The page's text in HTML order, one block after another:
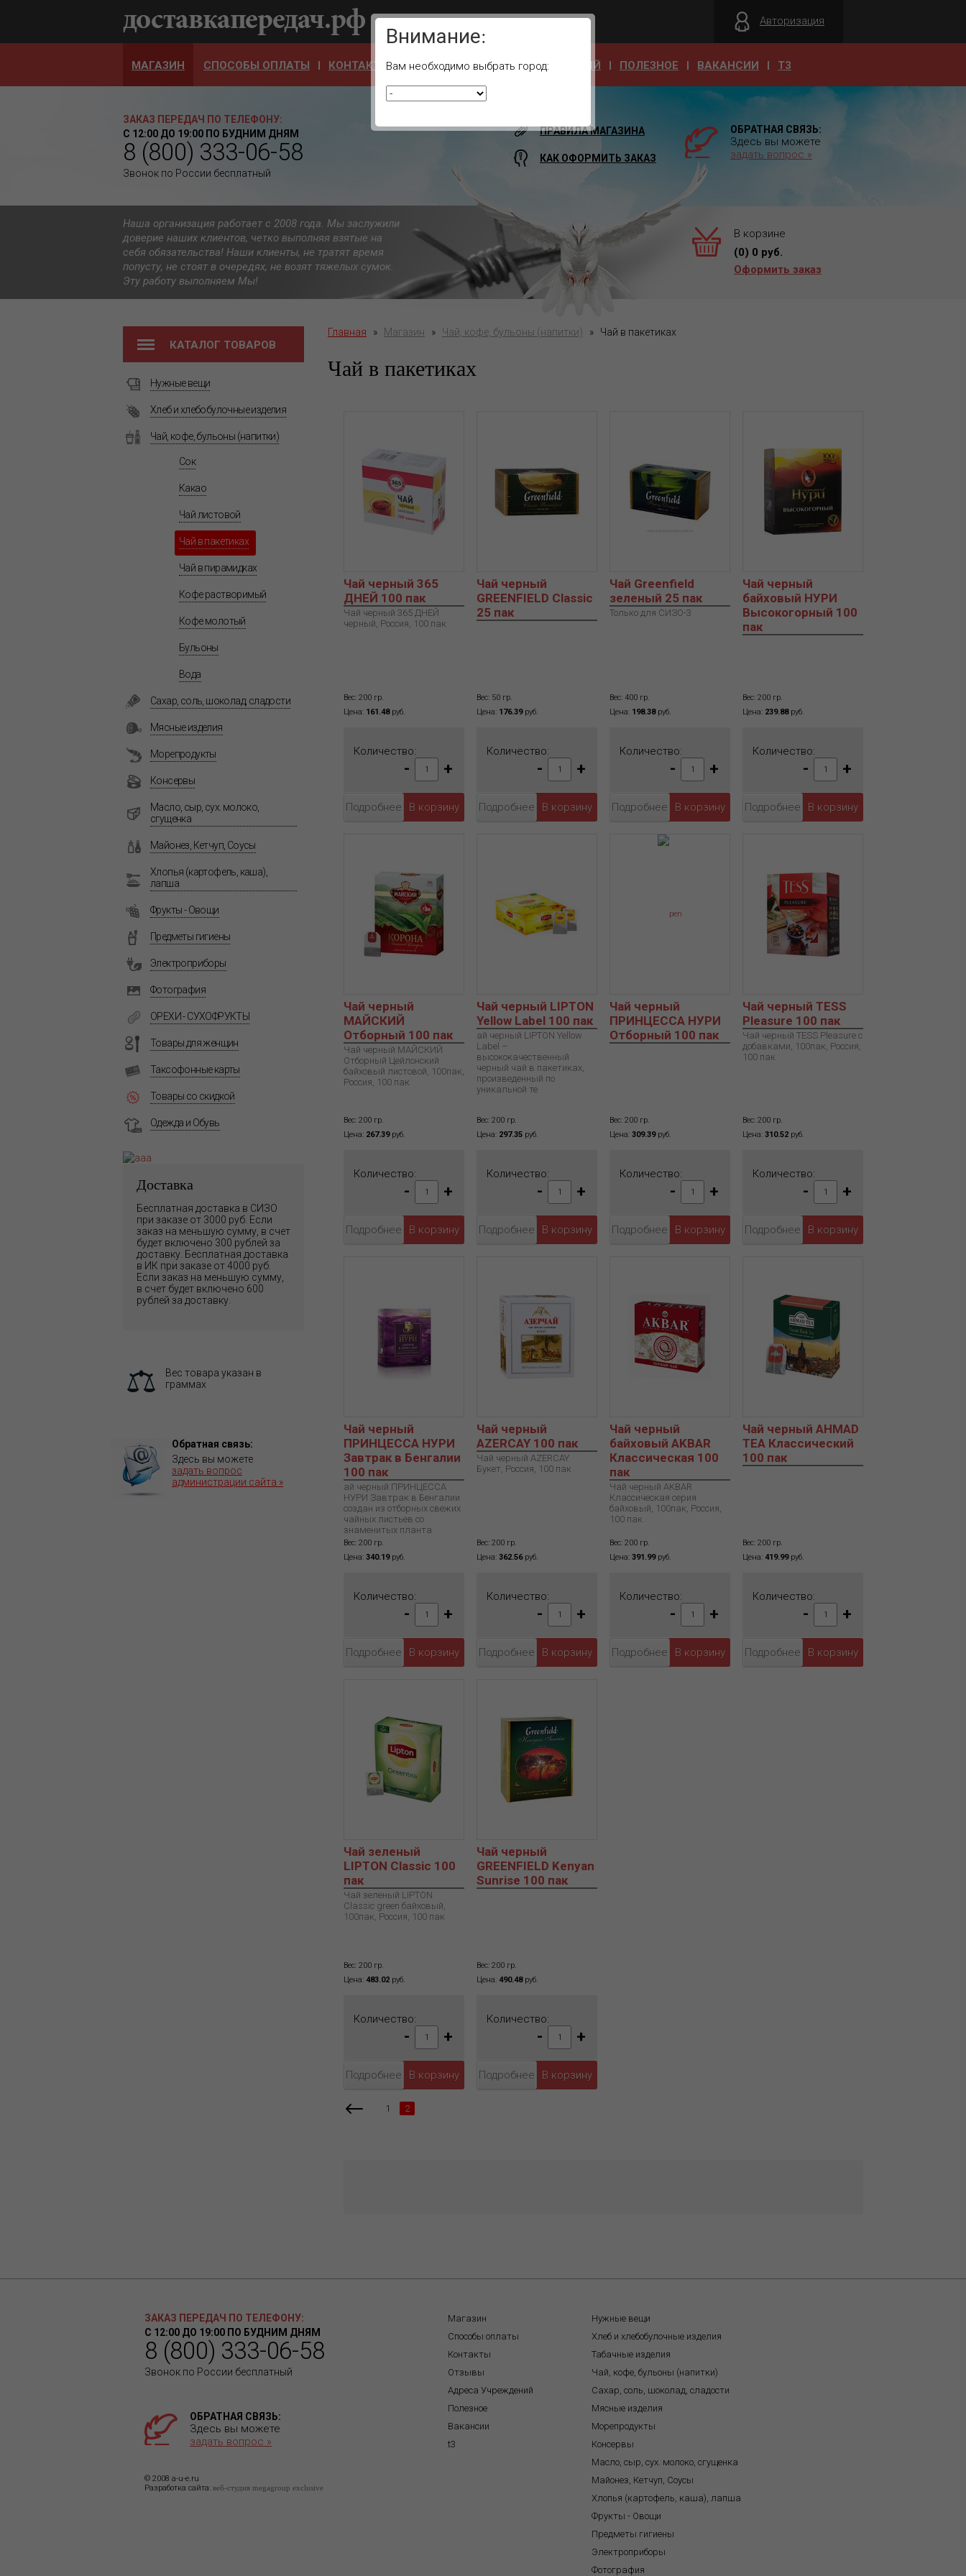
Ваш город: Авторизация
МАГАЗИН СПОСОБЫ ОПЛАТЫ КОНТАКТЫ ОТЗЫВЫ АДРЕСА УЧРЕЖДЕНИЙ ПОЛЕЗНОЕ ВАКАНСИИ T3
ЗАКАЗ ПЕРЕДАЧ ПО ТЕЛЕФОНУ:
С 12:00 ДО 19:00 ПО БУДНИМ ДНЯМ
8 (800) 333-06-58
Звонок по России бесплатный
ОБРАТНАЯ СВЯЗЬ:
Здесь вы можете
задать вопрос »
ПРАВИЛА МАГАЗИНА
КАК ОФОРМИТЬ ЗАКАЗ
Наша организация работает с 2008 года. Мы заслужили
доверие наших клиентов, четко выполняя взятые на
себя обязательства! Наши клиенты, не тратят время
попусту, не стоят в очередях, не возят тяжелых сумок.
Эту работу выполняем Мы!
В корзине
(0) 0 руб.
Оформить заказ
КАТАЛОГ ТОВАРОВ
Нужные вещи
Хлеб и хлебобулочные изделия
Чай, кофе, бульоны (напитки)
Сок
Какао
Чай листовой
Чай в пакетиках
Чай в пирамидках
Кофе растворимый
Кофе молотый
Бульоны
Вода
Сахар, соль, шоколад, сладости
Мясные изделия
Морепродукты
Консервы
Масло, сыр, сух. молоко,
сгущенка
Майонез, Кетчуп, Соусы
Хлопья (картофель, каша),
лапша
Фрукты - Овощи
Предметы гигиены
Электроприборы
Фотография
ОРЕХИ - СУХОФРУКТЫ
Товары для женщин
Таксофонные карты
Товары со скидкой
Одежда и Обувь
Доставка
Бесплатная доставка в СИЗО
при заказе от 3000 руб. Если
заказ на меньшую сумму, в счет
будет включено 300 рублей за
доставку. Бесплатная доставка
в ИК при заказе от 4000 руб.
Если заказ на меньшую сумму,
в счет будет включено 600
рублей за доставку.
Вес товара указан в
граммах
Обратная связь:
Здесь вы можете
задать вопрос
администрации сайта »
Главная » Магазин » Чай, кофе, бульоны (напитки) » Чай в пакетиках
Чай в пакетиках
Чай черный 365
ДНЕЙ 100 пак
Чай черный 365 ДНЕЙ
черный, Россия, 100 пак
Вес: 200 гр.
Цена: 161.48руб.
Количество:
- +
Подробнее
Чай черный
GREENFIELD Classic
25 пак
Вес: 50 гр.
Цена: 176.39руб.
Количество:
- +
Подробнее
Чай Greenfield
зеленый 25 пак
Только для СИЗО-3
Вес: 400 гр.
Цена: 198.38руб.
Количество:
- +
Подробнее
Чай черный
байховый НУРИ
Высокогорный 100
пак
Вес: 200 гр.
Цена: 239.88руб.
Количество:
- +
Подробнее
Чай черный
МАЙСКИЙ
Отборный 100 пак
Чай черный МАЙСКИЙ
Отборный Цейлонский
байховый листовой, 100пак,
Россия, 100 пак
Вес: 200 гр.
Цена: 267.39руб.
Количество:
- +
Подробнее
Чай черный LIPTON
Yellow Label 100 пак
ай черный LIPTON Yellow
Label –
высококачественный
черный чай в пакетиках,
произведенный по
уникальной те
Вес: 200 гр.
Цена: 297.35 руб.
Количество:
- +
Подробнее
Чай черный
ПРИНЦЕССА НУРИ
Отборный 100 пак
Вес: 200 гр.
Цена: 309.39руб.
Количество:
- +
Подробнее
Чай черный TESS
Pleasure 100 пак
Чай черный TESS Pleasure с
добавками, 100пак, Россия,
100 пак
Вес: 200 гр.
Цена: 310.52 руб.
Количество:
- +
Подробнее
Чай черный
ПРИНЦЕССА НУРИ
Завтрак в Бенгалии
100 пак
ай черный ПРИНЦЕССА
НУРИ Завтрак в Бенгалии
создан из отборных свежих
чайных листьев со
знаменитых планта
Вес: 200 гр.
Цена: 340.19руб.
Количество:
- +
Подробнее
Чай черный
AZERCAY 100 пак
Чай черный AZERCAY
Букет, Россия, 100 пак
Вес: 200 гр.
Цена: 362.56руб.
Количество:
- +
Подробнее
Чай черный
байховый AKBAR
Классическая 100
пак
Чай черный AKBAR
Классическая серия
байховый, 100пак, Россия,
100 пак
Вес: 200 гр.
Цена: 391.99руб.
Количество:
- +
Подробнее
Чай черный AHMAD
TEA Классический
100 пак
Вес: 200 гр.
Цена: 419.99руб.
Количество:
- +
Подробнее
Чай зеленый
LIPTON Classic 100
пак
Чай зеленый LIPTON
Classic green байховый,
100пак, Россия, 100 пак
Вес: 200 гр.
Цена: 483.02 руб.
Количество:
- +
Подробнее
Чай черный
GREENFIELD Kenyan
Sunrise 100 пак
Вес: 200 гр.
Цена: 490.48руб.
Количество:
- +
Подробнее
1 2
ЗАКАЗ ПЕРЕДАЧ ПО ТЕЛЕФОНУ:
С 12:00 ДО 19:00 ПО БУДНИМ ДНЯМ
8 (800) 333-06-58
Звонок по России бесплатный
ОБРАТНАЯ СВЯЗЬ:
Здесь вы можете
задать вопрос »
© 2008 a-u-e.ru
Разработка сайта: веб-студия megagroup exclusive
Магазин
Способы оплаты
Контакты
Отзывы
Адреса Учреждений
Полезное
Вакансии
t3
Нужные вещи
Хлеб и хлебобулочные изделия
Табачные изделия
Чай, кофе, бульоны (напитки)
Сахар, соль, шоколад, сладости
Мясные изделия
Морепродукты
Консервы
Масло, сыр, сух. молоко, сгущенка
Майонез, Кетчуп, Соусы
Хлопья (картофель, каша), лапша
Фрукты - Овощи
Предметы гигиены
Электроприборы
Фотография
Внимание:
Вам необходимо выбрать город: